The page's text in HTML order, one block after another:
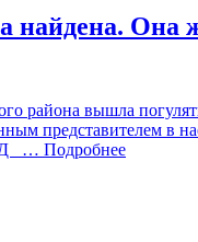
найдена. Она
района вышла
представителем
… Подробнее